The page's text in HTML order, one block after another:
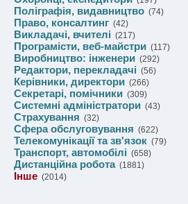
Поліграфія, видавництво (74)
Право, консалтинг (42)
Викладачі, вчителі (217)
Програмісти, веб-майстри (117)
Виробництво: інженери (292)
Редактори, перекладачі (56)
Керівники, директори (266)
Секретарі, помічники (309)
Системні адміністратори (43)
Страхування (32)
Сфера обслуговування (622)
Телекомунікації та зв'язок (79)
Транспорт, автомобілі (658)
Дистанційна робота(1881)
Інше (2014)